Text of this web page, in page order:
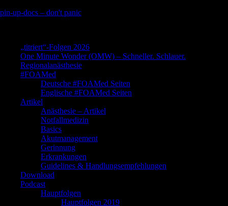
Skip
pin-up-docs – don't panic
„titriert“-Folgen 2026
One Minute Wonder (OMW) – Schneller. Schlauer.
Regionalanästhesie
#FOAMed
Deutsche #FOAMed Seiten
Englische #FOAMed Seiten
Artikel
Anästhesie – Artikel
Notfallmedizin
Basics
Akutmanagement
Gerinnung
Erkrankungen
Guidelines & Handlungsempfehlungen
Download
Podcast
Hauptfolgen
Hauptfolgen 2019